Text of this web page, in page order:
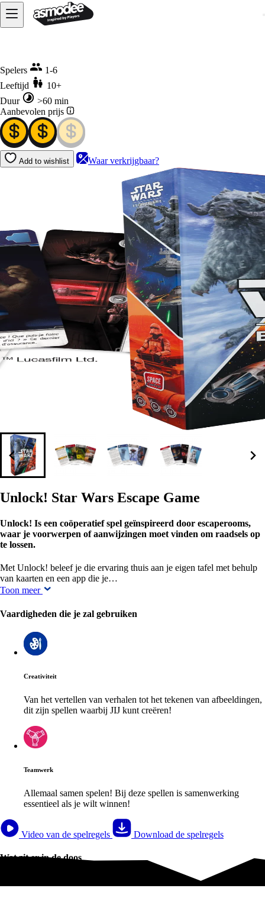
Spelers
1-6
Leeftijd
10+
Duur
>60 min
Aanbevolen prijs
Add to wishlist Waar verkrijgbaar?
Unlock! Star Wars Escape Game
Unlock! Is een coöperatief spel geïnspireerd door escaperooms,
waar je voorwerpen of aanwijzingen moet vinden om raadsels op
te lossen.
Met Unlock! beleef je die ervaring thuis aan je eigen tafel met behulp
van kaarten en een app die je…
Toon meer
Vaardigheden die je zal gebruiken
Creativiteit
Van het vertellen van verhalen tot het tekenen van afbeeldingen,
dit zijn spellen waarbij JIJ kunt creëren!
Teamwerk
Allemaal samen spelen! Bij deze spellen is samenwerking
essentieel als je wilt winnen!
Video van de spelregels Download de spelregels
Wat zit er in de doos